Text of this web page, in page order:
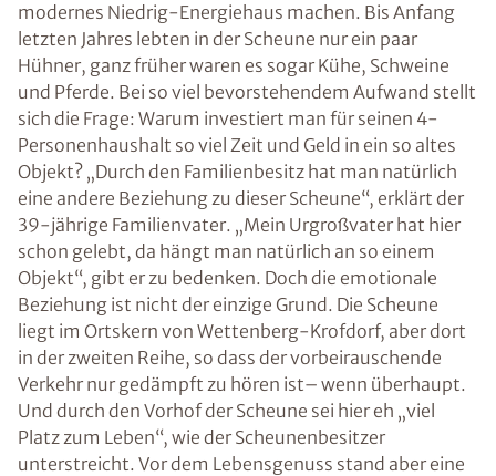
modernes Niedrig-Energiehaus machen. Bis Anfang
letzten Jahres lebten in der Scheune nur ein paar
Hühner, ganz früher waren es sogar Kühe, Schweine
und Pferde. Bei so viel bevorstehendem Aufwand stellt
sich die Frage: Warum investiert man für seinen 4-
Personenhaushalt so viel Zeit und Geld in ein so altes
Objekt? „Durch den Familienbesitz hat man natürlich
eine andere Beziehung zu dieser Scheune“, erklärt der
39-jährige Familienvater. „Mein Urgroßvater hat hier
schon gelebt, da hängt man natürlich an so einem
Objekt“, gibt er zu bedenken. Doch die emotionale
Beziehung ist nicht der einzige Grund. Die Scheune
liegt im Ortskern von Wettenberg-Krofdorf, aber dort
in der zweiten Reihe, so dass der vorbeirauschende
Verkehr nur gedämpft zu hören ist– wenn überhaupt.
Und durch den Vorhof der Scheune sei hier eh „viel
Platz zum Leben“, wie der Scheunenbesitzer
unterstreicht. Vor dem Lebensgenuss stand aber eine